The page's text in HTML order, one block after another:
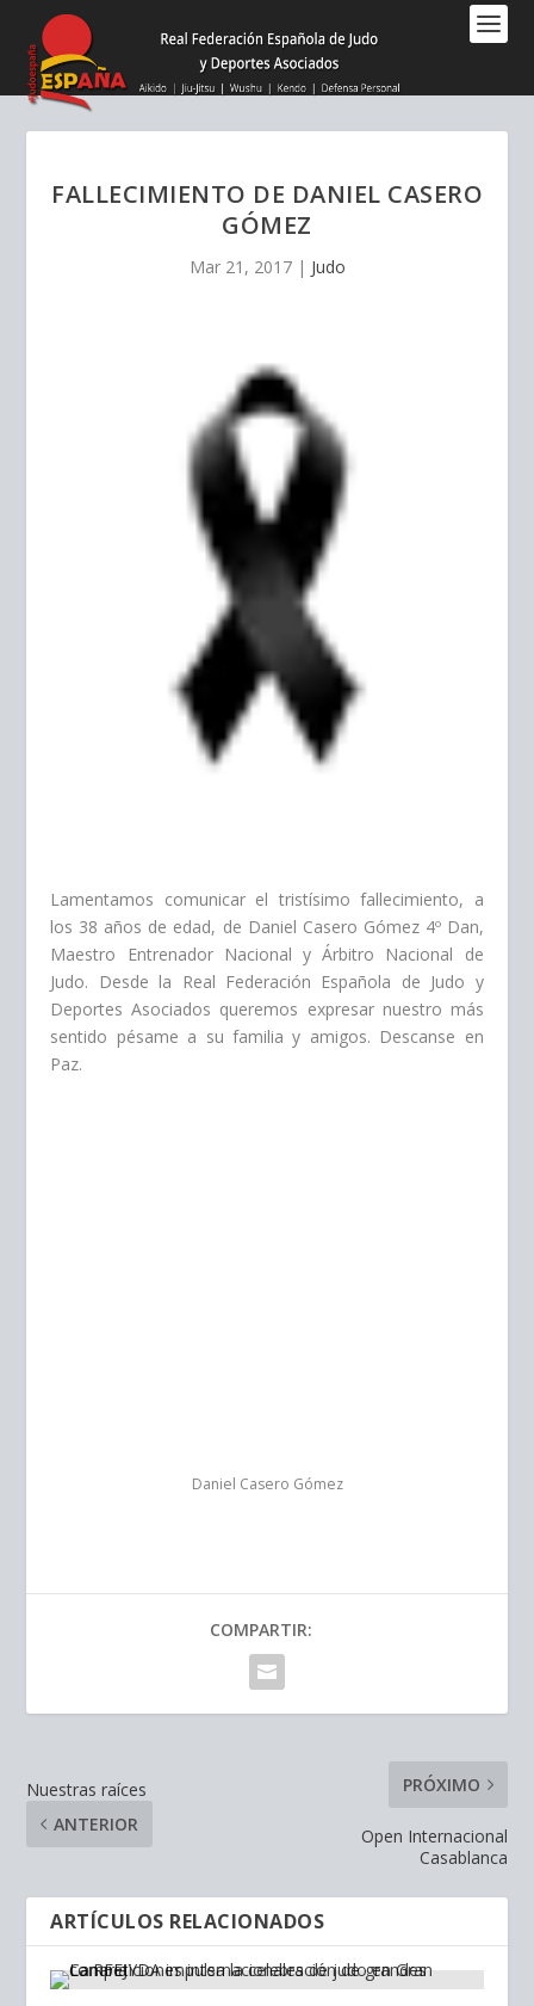
este
sitio
web
FALLECIMIENTO DE DANIEL CASERO
GÓMEZ
Mar 21, 2017| Judo
Lamentamos comunicar el tristísimo fallecimiento, a
los 38 años de edad, de Daniel Casero Gómez 4º Dan,
Maestro Entrenador Nacional y Árbitro Nacional de
Judo. Desde la Real Federación Española de Judo y
Deportes Asociados queremos expresar nuestro más
sentido pésame a su familia y amigos. Descanse en
Paz.
Daniel Casero Gómez
COMPARTIR:
Nuestras raíces
ANTERIOR
PRÓXIMO
Open Internacional
Casablanca
ARTÍCULOS RELACIONADOS